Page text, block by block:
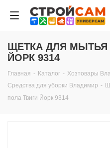
ЩЕТКА ДЛЯ МЫТЬЯ
ЙОРК 9314
Главная - Каталог - Хозтовары
Средства для уборки Владимир -
пола Твиги Йорк 9314